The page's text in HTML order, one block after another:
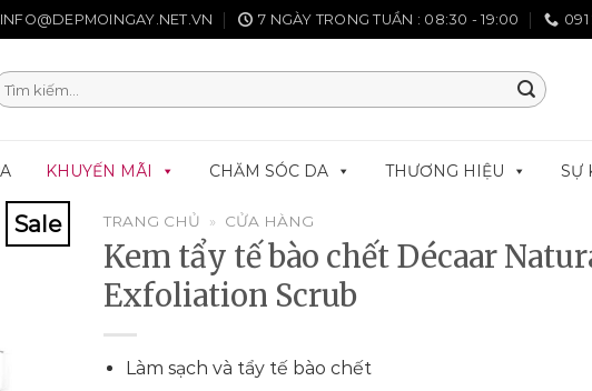
INFO@DEPMOINGAY.NET.VN 7 NGÀY TRONG TUẦN : 08:30 - 19:00 091
KHUYẾN MÃI CHĂM SÓC DA THƯƠNG HIỆU SỰ
Sale TRANG CHỦ » CỬA HÀNG
Kem tẩy tế bào chết Décaar
Exfoliation Scrub
Làm sạch và tẩy tế bào chết